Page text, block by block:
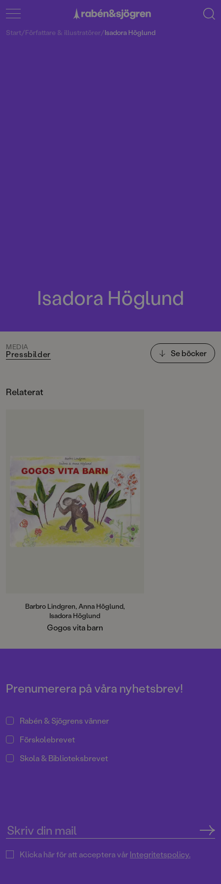
Start/Författare & illustratörer/Isadora Höglund
Isadora Höglund
MEDIA
Pressbilder Se böcker
Relaterat
Barbro Lindgren, Anna Höglund,
Isadora Höglund
Gogos vita barn
Prenumerera på våra nyhetsbrev!
Rabén & Sjögrens vänner
Förskolebrevet
Skola & Biblioteksbrevet
Klicka här för att acceptera vårIntegritetspolicy.